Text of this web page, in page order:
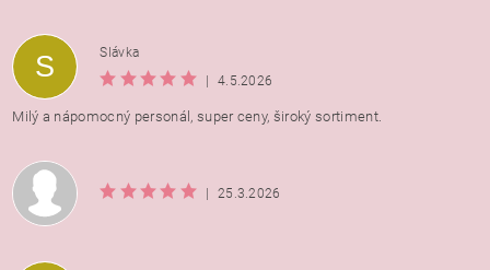
Vložením hodnotenie súhlasíte s
osobných údajov
S
Slávka
4.5.2026
Milý a nápomocný personál, super ceny, široký sortiment.
25.3.2026